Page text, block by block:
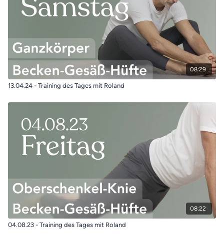
08:29
13.04.24 - Training des Tages mit Roland
08:22
04.08.23 - Training des Tages mit Roland